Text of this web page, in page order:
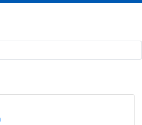
Ricerca -